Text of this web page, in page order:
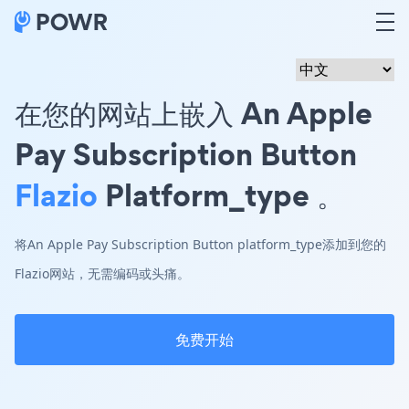
在您的网站上嵌入 An Apple
Pay Subscription Button
Flazio Platform_type 。
将An Apple Pay Subscription Button platform_type添加到您的
Flazio网站，无需编码或头痛。
免费开始